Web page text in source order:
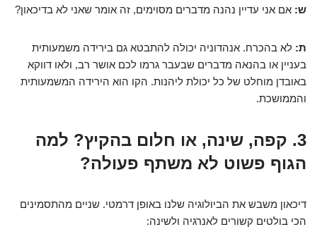
ש: אם אני עדיין נהנה מדברים מסוימים, זה אומר שאני לא בדיכאון?
ת: לא בהכרח. אנהדוניה יכולה להתבטא גם בירידה משמעותית
בעניין או בהנאה מדברים שבעבר גרמו לכם אושר רב, ולאו דווקא
באובדן מוחלט של כל יכולת ליהנות. הקו הוא הירידה המשמעותית
והממושכת.
3. קפה, שינה, או חלום בהקיץ? למה
הגוף פשוט לא משתף פעולה?
דיכאון משבש את הביולוגיה שלנו באופן דרמטי. שניים מהתסמינים
הכי בולטים קשורים לאנרגיה ולשינה: